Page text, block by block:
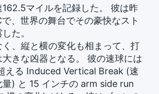
162.5マイルを記録した。 彼は昨
、世界の舞台でその豪快なスト
た。
、縦と横の変化も相まって、打
きな凶器となる。 彼の速球には
える Induced Vertical Break (速
量) と 15 インチの arm side run